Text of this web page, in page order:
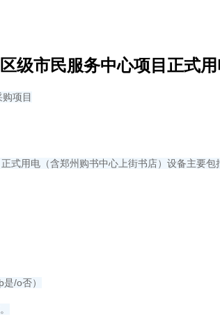
级市民服务中心项目正式
项目
式用电（含郑州购书中心上街书店）设备主要
/o否）